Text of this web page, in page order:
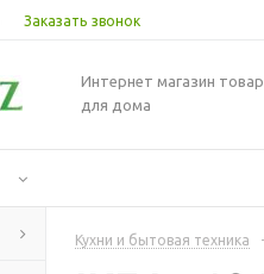
Заказать звонок
Интернет магазин
для дома
Кухни и бытовая техника -